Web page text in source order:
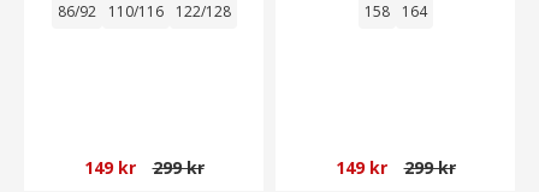
86/92 110/116 122/128
149 kr 299 kr
158 164
149 kr 299 kr